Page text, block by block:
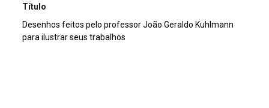
Título
Desenhos feitos pelo professor João Geraldo Kuhlmann
para ilustrar seus trabalhos